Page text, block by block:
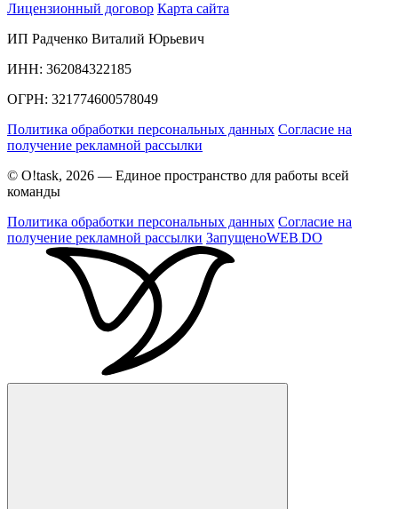
Лицензионный договор Карта сайта
ИП Радченко Виталий Юрьевич
ИНН: 362084322185
ОГРН: 321774600578049
Политика обработки персональных данных Согласие на
получение рекламной рассылки
© O!task, 2026 — Единое пространство для работы всей
команды
Политика обработки персональных данных Согласие на
получение рекламной рассылки ЗапущеноWEB.DO